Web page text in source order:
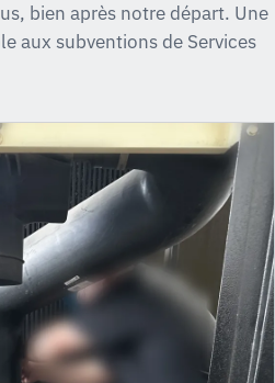
bien après notre départ. Une
aux subventions de Services